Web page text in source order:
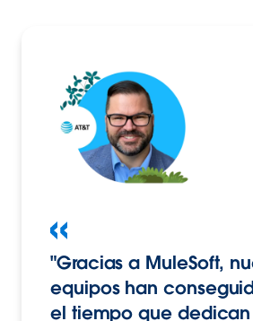
"Gracias a MuleSoft,
equipos han
el tiempo que dedican